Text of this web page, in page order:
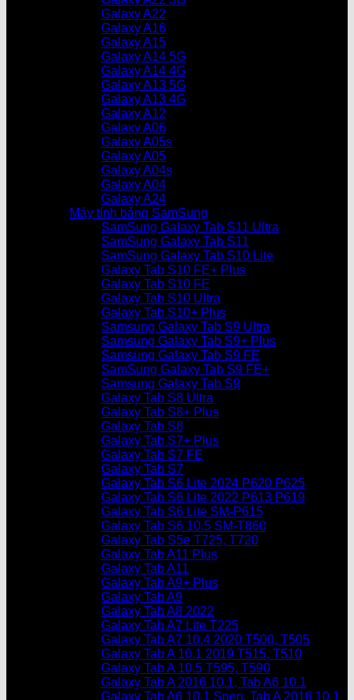
Galaxy A22
Galaxy A16
Galaxy A15
Galaxy A14 5G
Galaxy A14 4G
Galaxy A13 5G
Galaxy A13 4G
Galaxy A12
Galaxy A06
Galaxy A05s
Galaxy A05
Galaxy A04s
Galaxy A04
Galaxy A24
Máy tính bảng SamSung
SamSung Galaxy Tab S11 Ultra
SamSung Galaxy Tab S11
SamSung Galaxy Tab S10 Lite
Galaxy Tab S10 FE+ Plus
Galaxy Tab S10 FE
Galaxy Tab S10 Ultra
Galaxy Tab S10+ Plus
Samsung Galaxy Tab S9 Ultra
Samsung Galaxy Tab S9+ Plus
Samsung Galaxy Tab S9 FE
SamSung Galaxy Tab S9 FE+
Samsung Galaxy Tab S9
Galaxy Tab S8 Ultra
Galaxy Tab S8+ Plus
Galaxy Tab S8
Galaxy Tab S7+ Plus
Galaxy Tab S7 FE
Galaxy Tab S7
Galaxy Tab S6 Lite 2024 P620 P625
Galaxy Tab S6 Lite 2022 P613 P619
Galaxy Tab S6 Lite SM-P615
Galaxy Tab S6 10.5 SM-T860
Galaxy Tab S5e T725, T720
Galaxy Tab A11 Plus
Galaxy Tab A11
Galaxy Tab A9+ Plus
Galaxy Tab A9
Galaxy Tab A8 2022
Galaxy Tab A7 Lite T225
Galaxy Tab A7 10.4 2020 T500, T505
Galaxy Tab A 10.1 2019 T515, T510
Galaxy Tab A 10.5 T595, T590
Galaxy Tab A 2016 10.1, Tab A6 10.1
Galaxy Tab A6 10.1 Spen, Tab A 2016 10.1